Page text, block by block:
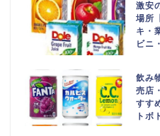
激安
場所
キ・
ビニ
飲み
売店
すす
トボ